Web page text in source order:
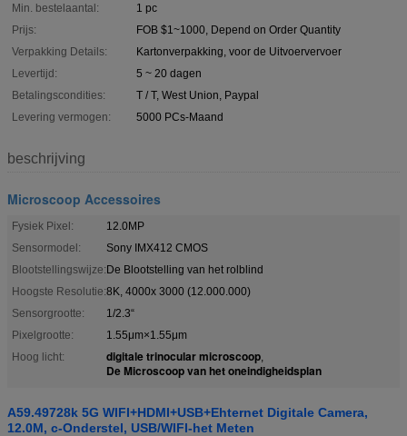
Min. bestelaantal:
1 pc
Prijs:
FOB $1~1000, Depend on Order Quantity
Verpakking Details:
Kartonverpakking, voor de Uitvoervervoer
Levertijd:
5 ~ 20 dagen
Betalingscondities:
T / T, West Union, Paypal
Levering vermogen:
5000 PCs-Maand
beschrijving
Microscoop Accessoires
Fysiek Pixel:
12.0MP
Sensormodel:
Sony IMX412 CMOS
Blootstellingswijze:De Blootstelling van het rolblind
Hoogste Resolutie:8K, 4000x 3000 (12.000.000)
Sensorgrootte:
1/2.3“
Pixelgrootte:
1.55μm×1.55μm
Hoog licht:
digitale trinocular microscoop,
De Microscoop van het oneindigheidsplan
A59.49728k 5G WIFI+HDMI+USB+Ehternet Digitale Camera,
12.0M, c-Onderstel, USB/WIFI-het Meten